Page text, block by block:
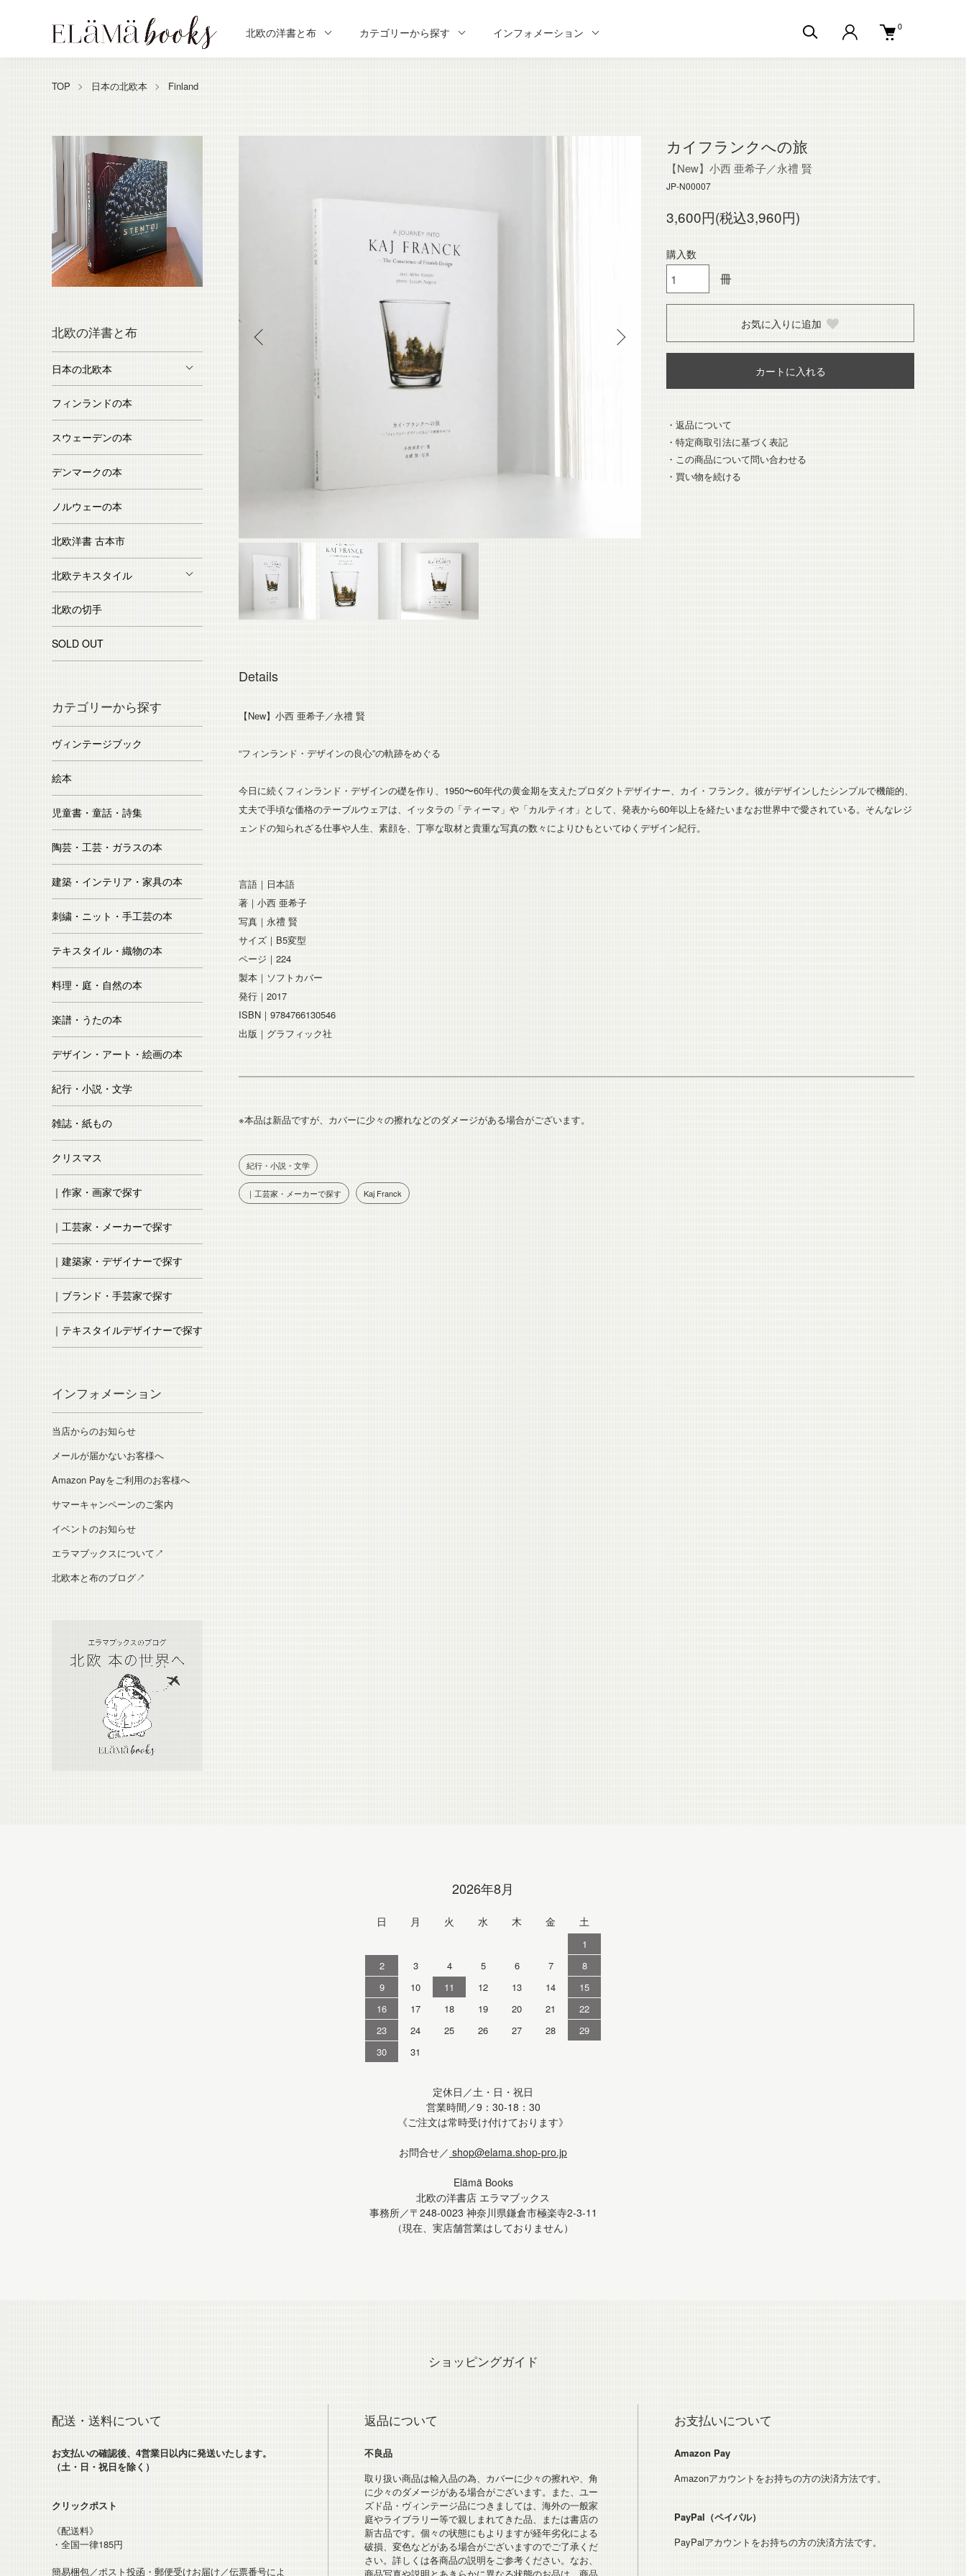
北欧の洋書と布 カテゴリーから探す インフォメーション 0
TOP 日本の北欧本 Finland
カイフランクへの旅
【New】小西 亜希子／永禮 賢
JP-N00007
3,600円(税込3,960円)
購入数
冊
お気に入りに追加
カートに入れる
・返品について
・特定商取引法に基づく表記
・この商品について問い合わせる
・買い物を続ける
Details
【New】小西 亜希子／永禮 賢
“フィンランド・デザインの良心”の軌跡をめぐる
今日に続くフィンランド・デザインの礎を作り、1950〜60年代の黄金期を支えたプロダクトデザイナー、カイ・フランク。彼がデザインしたシンプルで機能的、
丈夫で手頃な価格のテーブルウェアは、イッタラの「ティーマ」や「カルティオ」として、発表から60年以上を経たいまなお世界中で愛されている。そんなレジ
ェンドの知られざる仕事や人生、素顔を、丁寧な取材と貴重な写真の数々によりひもといてゆくデザイン紀行。
言語｜日本語
著｜小西 亜希子
写真｜永禮 賢
サイズ｜B5変型
ページ｜224
製本｜ソフトカバー
発行｜2017
ISBN｜9784766130546
出版｜グラフィック社
※本品は新品ですが、カバーに少々の擦れなどのダメージがある場合がございます。
紀行・小説・文学
｜工芸家・メーカーで探す Kaj Franck
北欧の洋書と布
日本の北欧本
フィンランドの本
スウェーデンの本
デンマークの本
ノルウェーの本
北欧洋書 古本市
北欧テキスタイル
北欧の切手
SOLD OUT
カテゴリーから探す
ヴィンテージブック
絵本
児童書・童話・詩集
陶芸・工芸・ガラスの本
建築・インテリア・家具の本
刺繍・ニット・手工芸の本
テキスタイル・織物の本
料理・庭・自然の本
楽譜・うたの本
デザイン・アート・絵画の本
紀行・小説・文学
雑誌・紙もの
クリスマス
｜作家・画家で探す
｜工芸家・メーカーで探す
｜建築家・デザイナーで探す
｜ブランド・手芸家で探す
｜テキスタイルデザイナーで探す
インフォメーション
当店からのお知らせ
メールが届かないお客様へ
Amazon Payをご利用のお客様へ
サマーキャンペーンのご案内
イベントのお知らせ
エラマブックスについて↗
北欧本と布のブログ↗
2026年8月
日 月 火 水 木 金 土
1
2
3 4 5 6 7
8
9
10 11 12 13 14
15
16
17 18 19 20 21
22
23
24 25 26 27 28
29
30
31
定休日／土・日・祝日
営業時間／9：30-18：30
《ご注文は常時受け付けております》
お問合せ／ shop@elama.shop-pro.jp
Elämä Books
北欧の洋書店 エラマブックス
事務所／〒248-0023 神奈川県鎌倉市極楽寺2-3-11
（現在、実店舗営業はしておりません）
ショッピングガイド
配送・送料について
お支払いの確認後、4営業日以内に発送いたします。
（土・日・祝日を除く）
クリックポスト
《配送料》
・全国一律185円
簡易梱包／ポスト投函・郵便受けお届け／伝票番号によ
返品について
不良品
取り扱い商品は輸入品の為、カバーに少々の擦れや、角
に少々のダメージがある場合がございます。また、ユー
ズド品・ヴィンテージ品につきましては、海外の一般家
庭やライブラリー等で親しまれてきた品、または書店の
新古品です。個々の状態にもよりますが経年劣化による
破損、変色などがある場合がございますのでご了承くだ
さい。詳しくは各商品の説明をご参考ください。なお、
お支払いについて
Amazon Pay
Amazonアカウントをお持ちの方の決済方法です。
PayPal（ペイパル）
PayPalアカウントをお持ちの方の決済方法です。